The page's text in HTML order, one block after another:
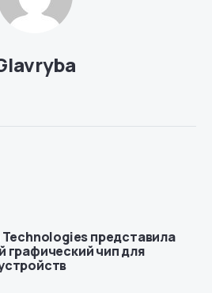
представила
графический чип для